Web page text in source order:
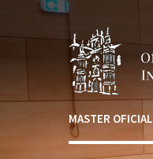
Pasar al contenido principal
MASTER OFICIAL